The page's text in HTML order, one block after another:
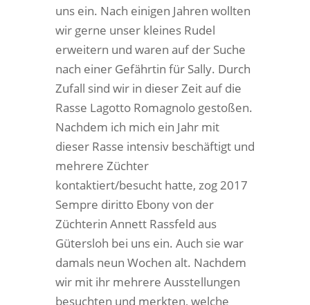
uns ein. Nach einigen Jahren wollten
wir gerne unser kleines Rudel
erweitern und waren auf der Suche
nach einer Gefährtin für Sally. Durch
Zufall sind wir in dieser Zeit auf die
Rasse Lagotto Romagnolo gestoßen.
Nachdem ich mich ein Jahr mit
dieser Rasse intensiv beschäftigt und
mehrere Züchter
kontaktiert/besucht hatte, zog 2017
Sempre diritto Ebony von der
Züchterin Annett Rassfeld aus
Gütersloh bei uns ein. Auch sie war
damals neun Wochen alt. Nachdem
wir mit ihr mehrere Ausstellungen
besuchten und merkten, welche